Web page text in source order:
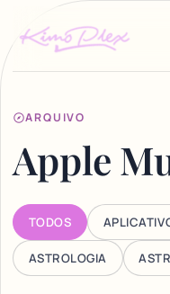
ARQUIVO
Apple
TODOS
ASTROLOGIA